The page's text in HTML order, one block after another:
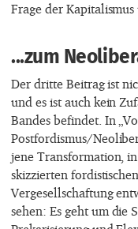
Frage der
...zum
Der dritte Beitrag ist
und es ist auch kein
Bandes befindet. In
Postfordismus/
jene Transformation,
skizzierten
Vergesellschaftung
sehen: Es geht um die